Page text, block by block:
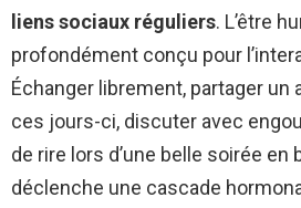
liens sociaux réguliers. L’être
profondément conçu pour
Échanger librement, partager un
ces jours-ci, discuter avec
de rire lors d’une belle soirée en
déclenche une cascade